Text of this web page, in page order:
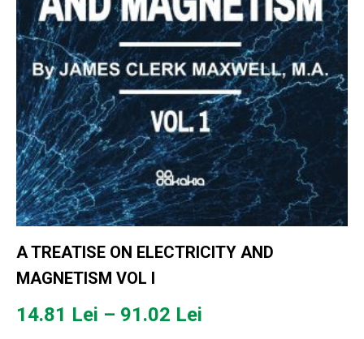
A TREATISE ON ELECTRICITY AND
MAGNETISM VOL I
14.81 Lei – 91.02 Lei